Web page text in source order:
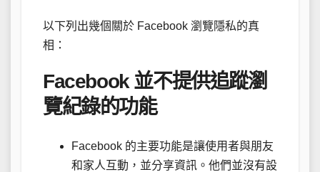
以下列出幾個關於 Facebook 瀏覽隱私的真
相：
Facebook 並不提供追蹤瀏
覽紀錄的功能
Facebook 的主要功能是讓使用者與朋友
和家人互動，並分享資訊。他們並沒有設